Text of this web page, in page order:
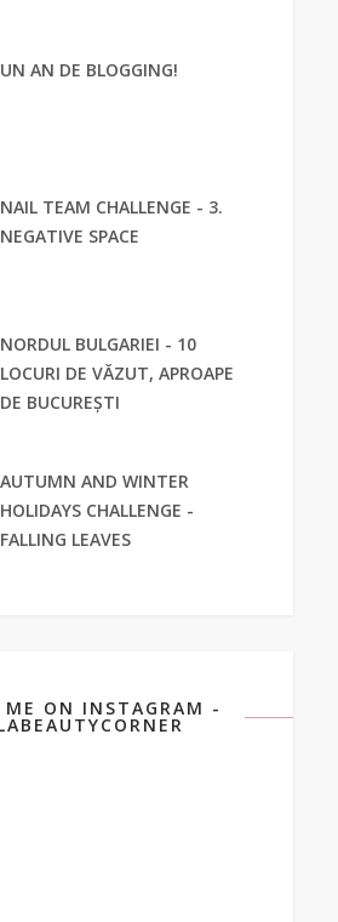
UN AN DE BLOGGING!
NAIL TEAM CHALLENGE - 3.
NEGATIVE SPACE
NORDUL BULGARIEI - 10
LOCURI DE VĂZUT, APROAPE
DE BUCUREȘTI
AUTUMN AND WINTER
HOLIDAYS CHALLENGE -
FALLING LEAVES
ME ON INSTAGRAM -